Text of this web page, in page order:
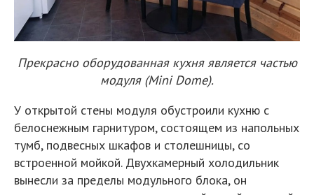
Прекрасно оборудованная кухня является частью
модуля (Mini Dome).
У открытой стены модуля обустроили кухню с
белоснежным гарнитуром, состоящем из напольных
тумб, подвесных шкафов и столешницы, со
встроенной мойкой. Двухкамерный холодильник
вынесли за пределы модульного блока, он